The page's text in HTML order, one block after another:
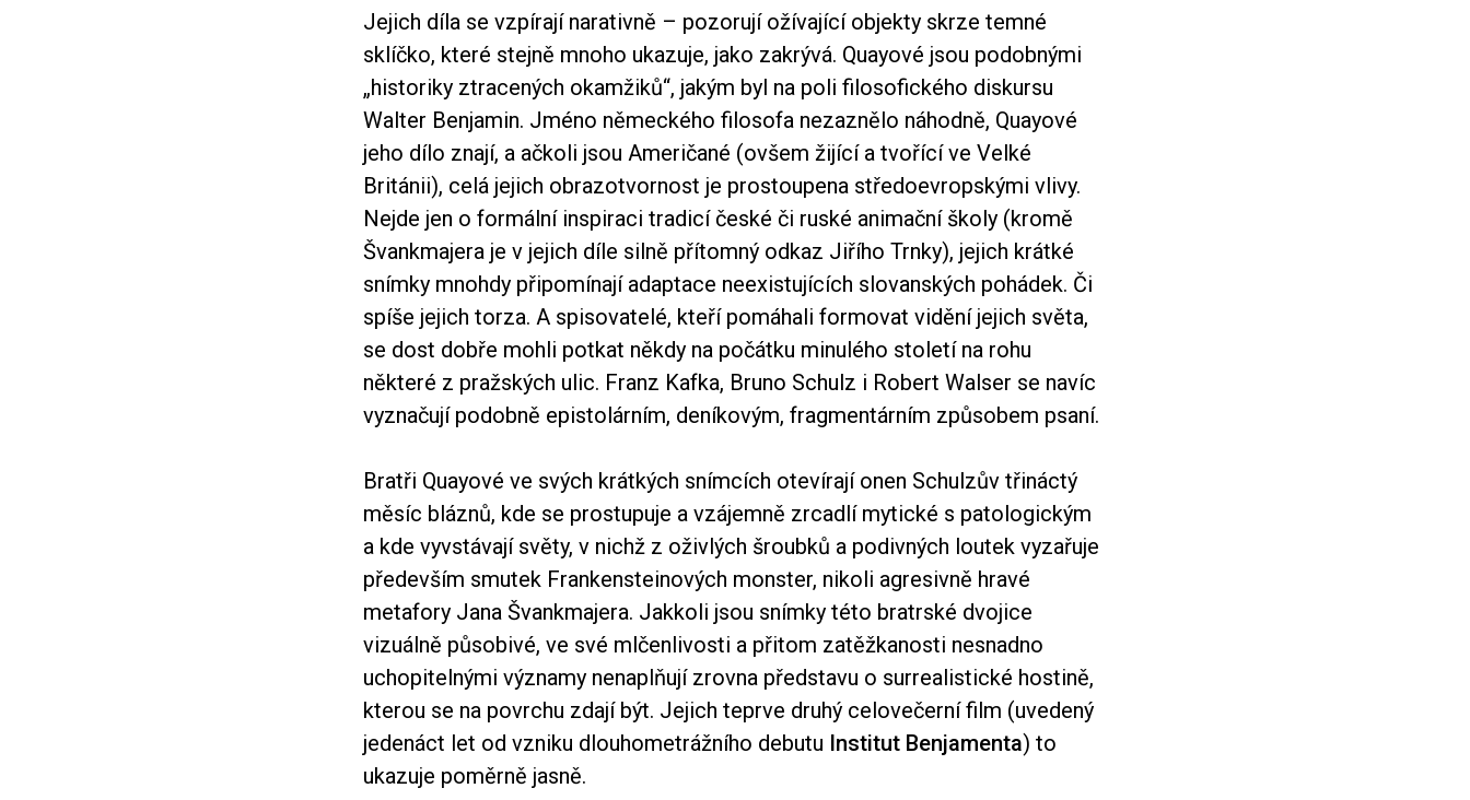
Jejich díla se vzpírají narativně – pozorují ožívající objekty skrze temné
sklíčko, které stejně mnoho ukazuje, jako zakrývá. Quayové jsou podobnými
„historiky ztracených okamžiků“, jakým byl na poli filosofického diskursu
Walter Benjamin. Jméno německého filosofa nezaznělo náhodně, Quayové
jeho dílo znají, a ačkoli jsou Američané (ovšem žijící a tvořící ve Velké
Británii), celá jejich obrazotvornost je prostoupena středoevropskými vlivy.
Nejde jen o formální inspiraci tradicí české či ruské animační školy (kromě
Švankmajera je v jejich díle silně přítomný odkaz Jiřího Trnky), jejich krátké
snímky mnohdy připomínají adaptace neexistujících slovanských pohádek. Či
spíše jejich torza. A spisovatelé, kteří pomáhali formovat vidění jejich světa,
se dost dobře mohli potkat někdy na počátku minulého století na rohu
některé z pražských ulic. Franz Kafka, Bruno Schulz i Robert Walser se navíc
vyznačují podobně epistolárním, deníkovým, fragmentárním způsobem psaní.
Bratři Quayové ve svých krátkých snímcích otevírají onen Schulzův třináctý
měsíc bláznů, kde se prostupuje a vzájemně zrcadlí mytické s patologickým
a kde vyvstávají světy, v nichž z oživlých šroubků a podivných loutek vyzařuje
především smutek Frankensteinových monster, nikoli agresivně hravé
metafory Jana Švankmajera. Jakkoli jsou snímky této bratrské dvojice
vizuálně působivé, ve své mlčenlivosti a přitom zatěžkanosti nesnadno
uchopitelnými významy nenaplňují zrovna představu o surrealistické hostině,
kterou se na povrchu zdají být. Jejich teprve druhý celovečerní film (uvedený
jedenáct let od vzniku dlouhometrážního debutu Institut Benjamenta) to
ukazuje poměrně jasně.